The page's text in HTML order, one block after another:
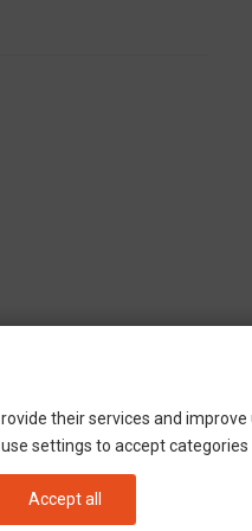
their services and improve
settings to accept categories
Accept all